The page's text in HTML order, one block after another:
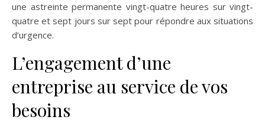
une astreinte permanente vingt-quatre heures sur vingt-
quatre et sept jours sur sept pour répondre aux situations
d’urgence.
L’engagement d’une
entreprise au service de vos
besoins